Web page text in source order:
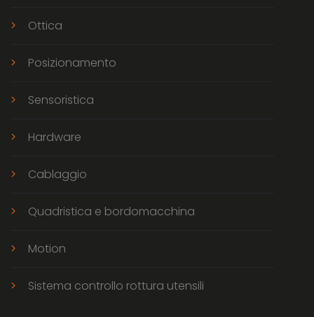
Ottica
Posizionamento
Sensoristica
Hardware
Cablaggio
Quadristica e bordomacchina
Motion
Sistema controllo rottura utensili